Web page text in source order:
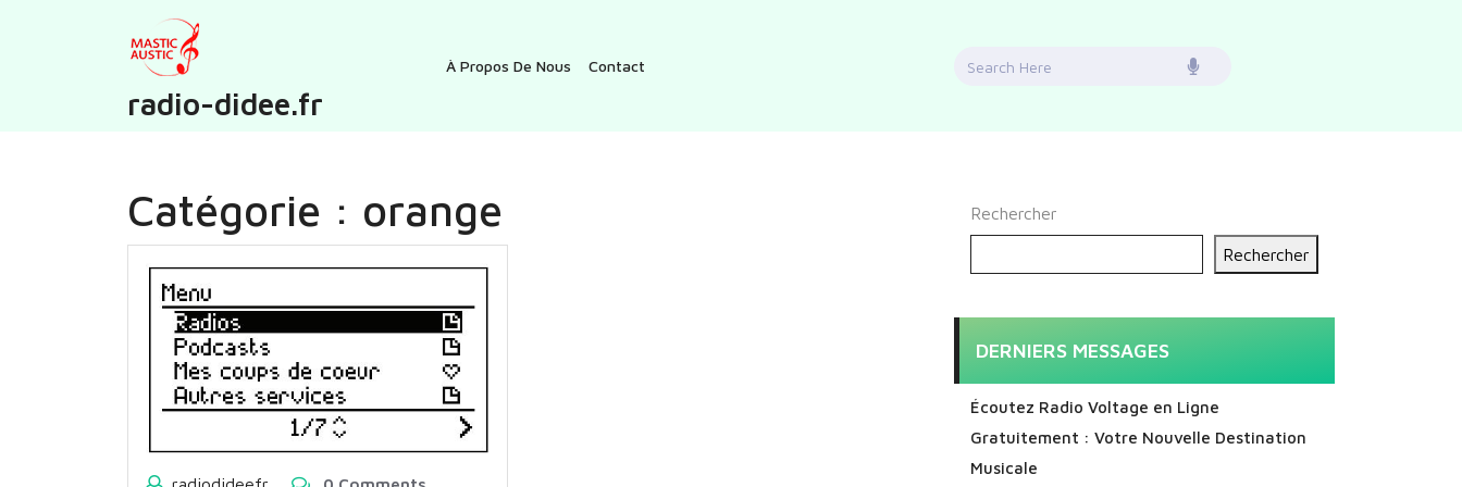
radio-didee.fr
À Propos De Nous Contact
Search
Catégorie : orange Rechercher
Rechercher
DERNIERS MESSAGES
Écoutez Radio Voltage en Ligne
Gratuitement : Votre Nouvelle Destination
Musicale